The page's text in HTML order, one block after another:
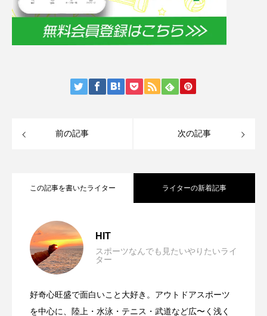
前の記事 次の記事
この記事を書いたライター ライターの新着記事
HIT
スポーツなんでも見たいやりたいライ
ター
好奇心旺盛で面白いこと大好き。アウトドアスポーツ
を中心に、陸上・水泳・テニス・武道など広〜く浅く
2026.06.05
2026.05.10
成果を発揮させるには？
2026.04.21 初心者必見！SUPの選び方ガイド|タイプ